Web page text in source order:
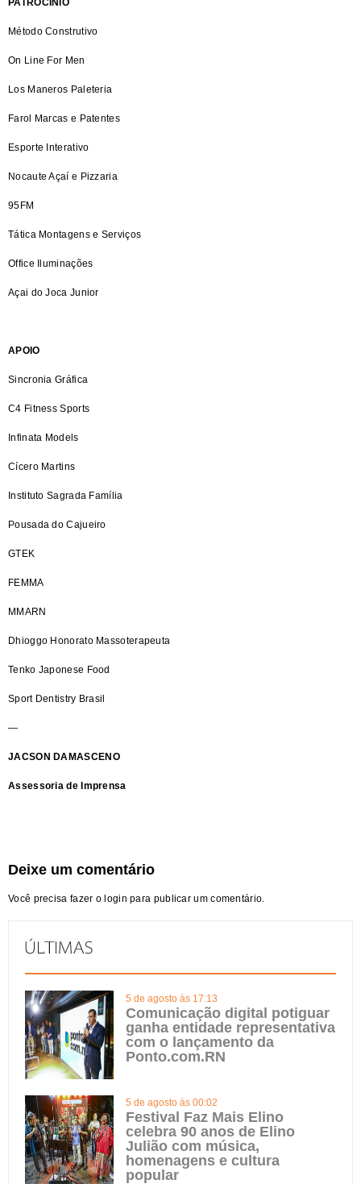
PATROCÍNIO
Método Construtivo
On Line For Men
Los Maneros Paleteria
Farol Marcas e Patentes
Esporte Interativo
Nocaute Açaí e Pizzaria
95FM
Tática Montagens e Serviços
Office Iluminações
Açai do Joca Junior
APOIO
Sincronia Gráfica
C4 Fitness Sports
Infinata Models
Cícero Martins
Instituto Sagrada Família
Pousada do Cajueiro
GTEK
FEMMA
MMARN
Dhioggo Honorato Massoterapeuta
Tenko Japonese Food
Sport Dentistry Brasil
—
JACSON DAMASCENO
Assessoria de Imprensa
Deixe um comentário
Você precisa fazer o login para publicar um comentário.
5 de agosto às 17:13
Comunicação digital potiguar
ganha entidade representativa
com o lançamento da
Ponto.com.RN
5 de agosto às 00:02
Festival Faz Mais Elino
celebra 90 anos de Elino
Julião com música,
homenagens e cultura
popular